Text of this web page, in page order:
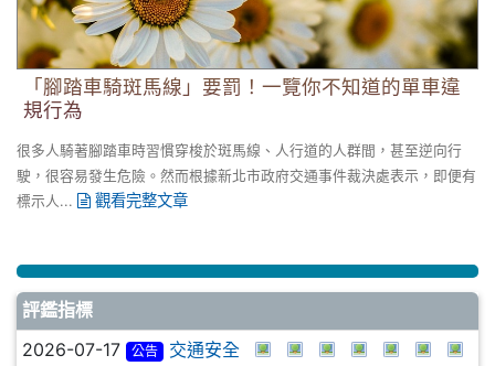
「腳踏車騎斑馬線」要罰！一覽你不知道的單車違
規行為
很多人騎著腳踏車時習慣穿梭於斑馬線、人行道的人群間，甚至逆向行
駛，很容易發生危險。然而根據新北市政府交通事件裁決處表示，即便有
標示人...
觀看完整文章
評鑑指標
2026-07-17 公告
交通安全